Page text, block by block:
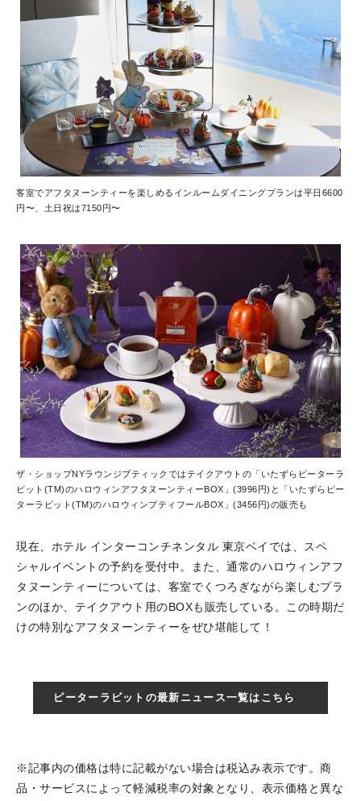
客室でアフタヌーンティーを楽しめるインルームダイニングプランは平日6600
円〜、土日祝は7150円〜
ザ・ショップNYラウンジブティックではテイクアウトの「いたずらピーターラ
ビット(TM)のハロウィンアフタヌーンティーBOX」(3996円)と「いたずらピー
ターラビット(TM)のハロウィンプティフールBOX」(3456円)の販売も
現在、ホテル インターコンチネンタル 東京ベイでは、スペ
シャルイベントの予約を受付中。また、通常のハロウィンアフ
タヌーンティーについては、客室でくつろぎながら楽しむプラ
ンのほか、テイクアウト用のBOXも販売している。この時期だ
けの特別なアフタヌーンティーをぜひ堪能して！
ピーターラビットの最新ニュース一覧はこちら
※記事内の価格は特に記載がない場合は税込み表示です。商
品・サービスによって軽減税率の対象となり、表示価格と異な